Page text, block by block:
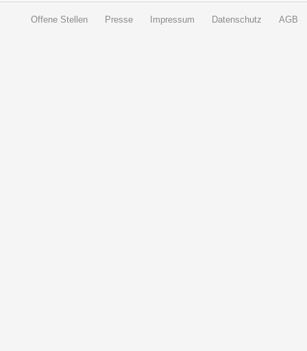
Offene Stellen Presse Impressum Datenschutz AGB